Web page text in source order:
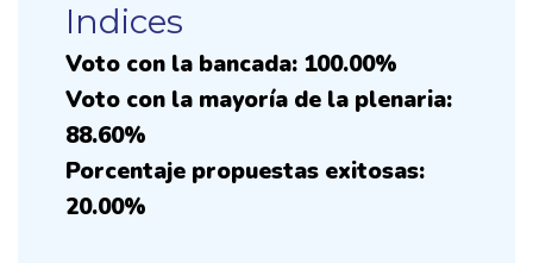
Indices
Voto con la bancada: 100.00%
Voto con la mayoría de la plenaria:
88.60%
Porcentaje propuestas exitosas:
20.00%